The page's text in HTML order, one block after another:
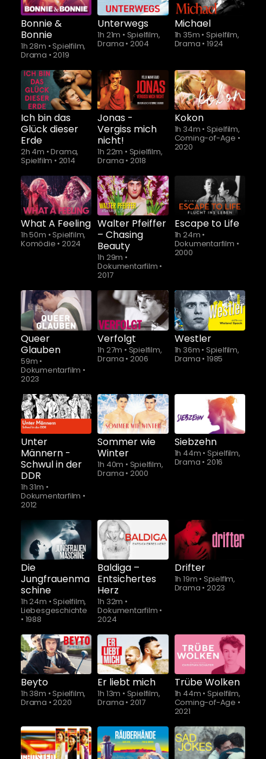
Bonnie &
Bonnie
1h 28m • Spielfilm,
Drama •2019
Unterwegs
1h 21m • Spielfilm,
Drama • 2004
Michael
1h 35m • Spielfilm,
Drama • 1924
Ich bin das
Glück dieser
Erde
2h 4m •Drama,
Spielfilm • 2014
Jonas -
Vergiss mich
nicht!
1h 22m • Spielfilm,
Drama • 2018
Kokon
1h 34m • Spielfilm,
Coming-of-Age •
2020
Schauen Sie
ab$5.90
What A Feeling
1h 50m • Spielfilm,
Komödie • 2024
Walter Pfeiffer
– Chasing
Beauty
1h 29m •
Dokumentarfilm •
2017
Escape to Life
1h 24m •
Dokumentarfilm •
2000
Queer
Glauben
59m •
Dokumentarfilm •
2023
Verfolgt
1h 27m • Spielfilm,
Drama • 2006
Westler
1h 36m • Spielfilm,
Drama • 1985
Unter
Männern -
Schwul in der
DDR
1h 31m •
Dokumentarfilm •
2012
Sommer wie
Winter
1h 40m • Spielfilm,
Drama • 2000
Siebzehn
1h 44m • Spielfilm,
Drama • 2016
Schauen Sie
ab$5.90
Die
Jungfrauenma
schine
1h 24m • Spielfilm,
Liebesgeschichte
• 1988
Baldiga –
Entsichertes
Herz
1h 32m •
Dokumentarfilm •
2024
Schauen Sie
ab$5.90
Drifter
1h 19m • Spielflm,
Drama • 2023
Beyto
1h 38m • Spielfilm,
Drama •2020
Er liebt mich
1h 13m • Spielfilm,
Drama • 2017
Trübe Wolken
1h 44m • Spielfilm,
Coming-of-Age •
2021
Schauen Sie